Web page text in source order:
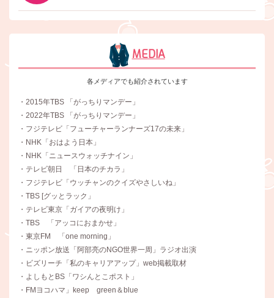
MEDIA
各メディアでも紹介されています
・2015年TBS 「がっちりマンデー」
・2022年TBS 「がっちりマンデー」
・フジテレビ「フューチャーランナーズ17の未来」
・NHK「おはよう日本」
・NHK「ニュースウォッチナイン」
・テレビ朝日 「日本のチカラ」
・フジテレビ「ウッチャンのクイズやさしいね」
・TBS [グッとラック」
・テレビ東京「ガイアの夜明け」
・TBS 「アッコにおまかせ」
・東京FM 「one morning」
・ニッポン放送「阿部亮のNGO世界一周」ラジオ出演
・ビズリーチ「私のキャリアアップ」web掲載取材
・よしもとBS「ワシんとこポスト」
・FMヨコハマ」keep green＆blue